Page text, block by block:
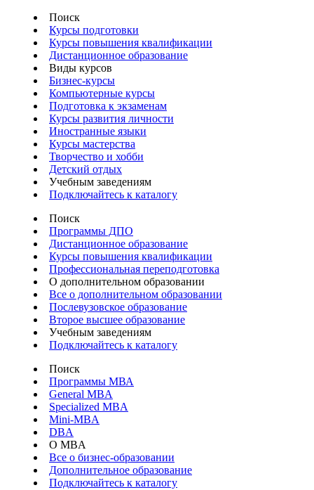
Поиск
Курсы подготовки
Курсы повышения квалификации
Дистанционное образование
Виды курсов
Бизнес-курсы
Компьютерные курсы
Подготовка к экзаменам
Курсы развития личности
Иностранные языки
Курсы мастерства
Творчество и хобби
Детский отдых
Учебным заведениям
Подключайтесь к каталогу
Поиск
Программы ДПО
Дистанционное образование
Курсы повышения квалификации
Профессиональная переподготовка
О дополнительном образовании
Все о дополнительном образовании
Послевузовское образование
Второе высшее образование
Учебным заведениям
Подключайтесь к каталогу
Поиск
Программы МВА
General MBA
Specialized MBA
Mini-MBA
DBA
О MBA
Все о бизнес-образовании
Дополнительное образование
Подключайтесь к каталогу